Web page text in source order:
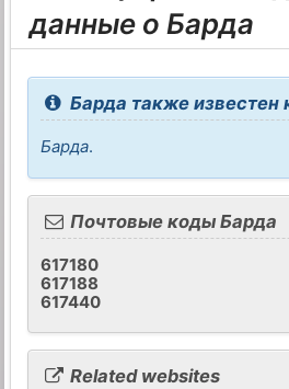
данные о Барда
Барда также известен
Барда.
Почтовые коды Барда
617180
617188
617440
Related websites